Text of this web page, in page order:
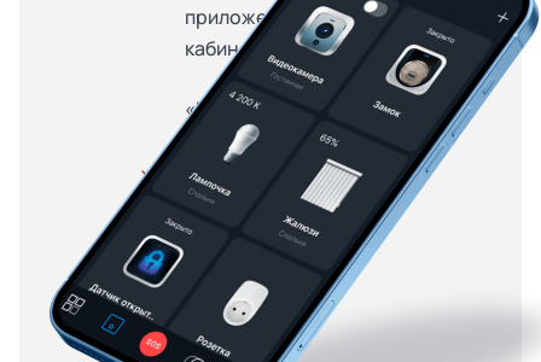
приложении или личном
кабинете
«Кнопка SOS» доступна
на особых условиях для
абонентов, купивших
оборудование в
рассрочку — от 299